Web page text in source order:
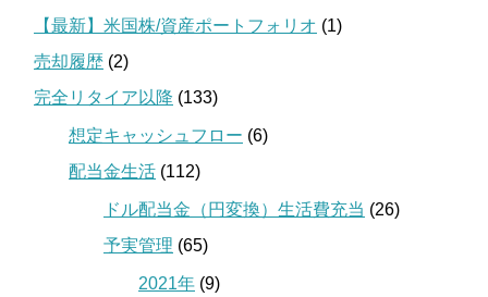
【最新】米国株/資産ポートフォリオ (1)
売却履歴 (2)
完全リタイア以降 (133)
想定キャッシュフロー (6)
配当金生活 (112)
ドル配当金（円変換）生活費充当 (26)
予実管理 (65)
2021年 (9)